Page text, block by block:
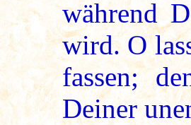
während
wird. O
fassen;
Deiner